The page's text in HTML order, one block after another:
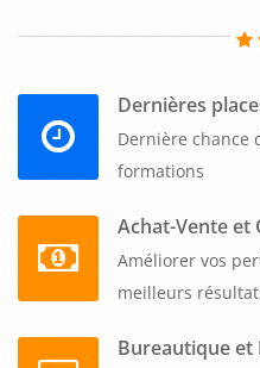
client. En formant votre
conflictuelles avec les
compétence globale et leur
5. Prévenir les conflits futurs
Enfin, une bonne
peut aider à prévenir les
traitant les causes sous-
souvent éviter qu'ils ne se
Dernières
Dernière chance
formations
Achat-Vente et
Améliorer vos
meilleurs
Bureautique et